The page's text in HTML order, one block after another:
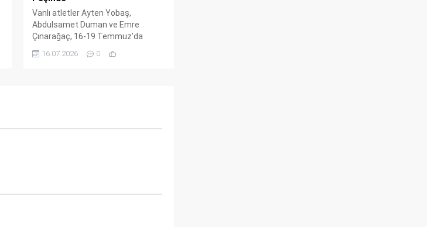
Vanlı atletler Ayten Yobaş,
Abdulsamet Duman ve Emre
Çınarağaç, 16-19 Temmuz'da
Avrupa Atletizm Şampiyonası'nda
16.07.2026 0